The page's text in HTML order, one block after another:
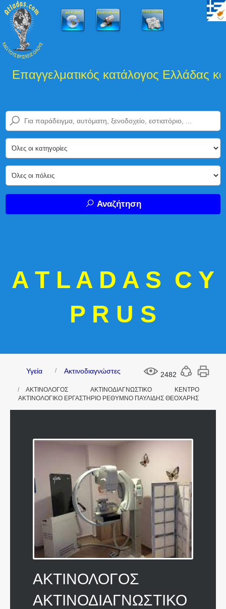
κατάλογος Ελλάδας και
Αναζήτηση
A T L A D A S C Y
P R U S
2482
Υγεία Ακτινοδιαγνώστες
ΑΚΤΙΝΟΛΟΓΟΣ ΑΚΤΙΝΟΔΙΑΓΝΩΣΤΙΚΟ ΚΕΝΤΡΟ
ΑΚΤΙΝΟΛΟΓΙΚΟ ΕΡΓΑΣΤΗΡΙΟ ΡΕΘΥΜΝΟ ΠΑΥΛΙΔΗΣ ΘΕΟΧΑΡΗΣ
ΑΚΤΙΝΟΛΟΓΟΣ
ΑΚΤΙΝΟΔΙΑΓΝΩΣΤΙΚΟ